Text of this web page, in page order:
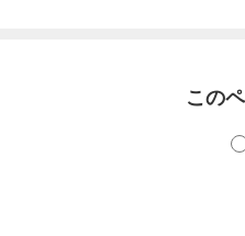
この